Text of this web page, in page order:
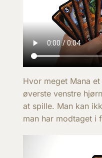
Hvor meget Mana
øverste venstre
at spille. Man kan
man har modtaget i